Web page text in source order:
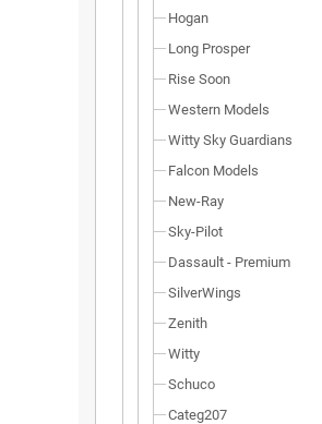
Hogan
Long Prosper
Rise Soon
Western Models
Witty Sky Guardians
Falcon Models
New-Ray
Sky-Pilot
Dassault - Premium
SilverWings
Zenith
Witty
Schuco
Categ207